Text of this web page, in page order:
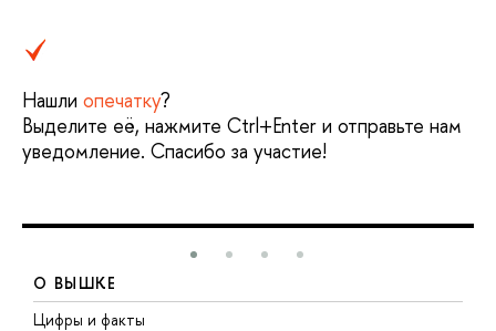
Нашли опечатку?
Выделите её, нажмите Ctrl+Enter и отправьте нам
уведомление. Спасибо за участие!
О ВЫШКЕ
Цифры и факты